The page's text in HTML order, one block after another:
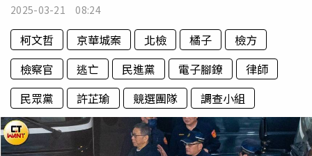
2025-03-21 08:24
柯文哲 京華城案 北檢 橘子
檢方
檢察官
逃亡 民進黨 電子腳鐐
律師
民眾黨
許芷瑜 競選團隊 調查小組